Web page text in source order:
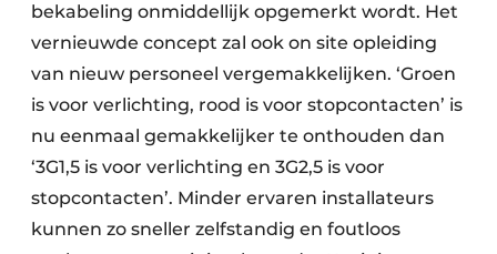
bekabeling onmiddellijk opgemerkt wordt. Het
vernieuwde concept zal ook on site opleiding
van nieuw personeel vergemakkelijken. ‘Groen
is voor verlichting, rood is voor stopcontacten’ is
nu eenmaal gemakkelijker te onthouden dan
‘3G1,5 is voor verlichting en 3G2,5 is voor
stopcontacten’. Minder ervaren installateurs
kunnen zo sneller zelfstandig en foutloos